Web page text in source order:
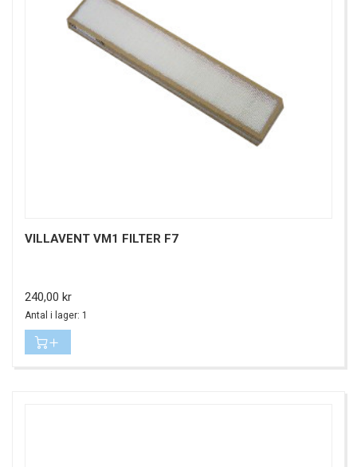
VILLAVENT VM1 FILTER F7
Pris
240,00 kr
Antal i lager: 1